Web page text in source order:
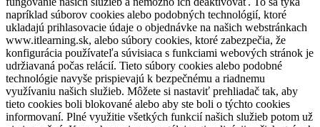
napríklad súborov cookies alebo podobných technológií, ktoré
ukladajú prihlasovacie údaje o objednávke na našich webstránkach
www.itlearning.sk, alebo súbory cookies, ktoré zabezpečia, že
konfigurácia používateľa súvisiaca s funkciami webových stránok je
udržiavaná počas relácií. Tieto súbory cookies alebo podobné
technológie navyše prispievajú k bezpečnému a riadnemu
využívaniu našich služieb. Môžete si nastaviť prehliadač tak, aby
tieto cookies boli blokované alebo aby ste boli o týchto cookies
informovaní. Plné využitie všetkých funkcií našich služieb potom už